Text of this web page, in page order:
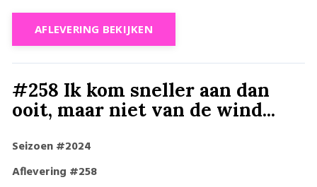
AFLEVERING BEKIJKEN
#258 Ik kom sneller aan dan
ooit, maar niet van de wind...
Seizoen #2024
Aflevering #258